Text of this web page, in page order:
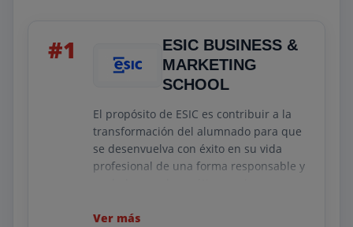
#1
ESIC BUSINESS &
MARKETING
SCHOOL
El propósito de ESIC es contribuir a la
transformación del alumnado para que
se desenvuelva con éxito en su vida
profesional de una forma responsable y
y en su entorno social.
Ver más